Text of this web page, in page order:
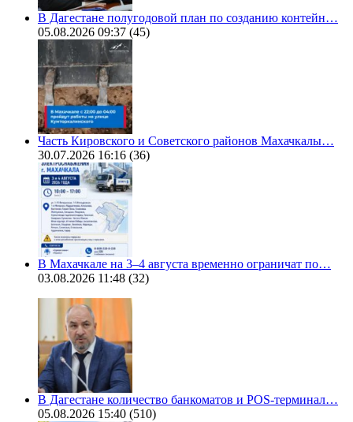
В Дагестане полугодовой план по созданию контейн…
05.08.2026 09:37 (45)
Часть Кировского и Советского районов Махачкалы…
30.07.2026 16:16 (36)
В Махачкале на 3–4 августа временно ограничат по…
03.08.2026 11:48 (32)
В Дагестане количество банкоматов и POS-терминал…
05.08.2026 15:40 (510)